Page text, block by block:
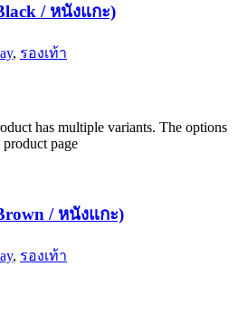
/ หนังแกะ)
, รองเท้า
has multiple variants. The options
page
/ หนังแกะ)
, รองเท้า